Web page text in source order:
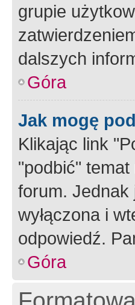
grupie
dalszych
Góra
Jak mogę
Klikając link
"podbić"
forum. Jednak
wyłączona i
odpowiedź.
Góra